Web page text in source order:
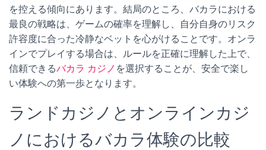
を控える傾向にあります。結局のところ、バカラにおける
最良の戦略は、ゲームの確率を理解し、自分自身のリスク
許容度に合った冷静なベットを心がけることです。オンラ
インでプレイする場合は、ルールを正確に理解した上で、
信頼できるバカラ カジノ を選択することが、安全で楽し
い体験への第一歩となります。
ランドカジノとオンラインカジ
ノにおけるバカラ体験の比較